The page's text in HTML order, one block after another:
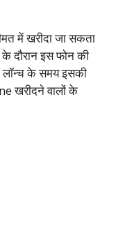
में खरीदा जा सकता
दौरान इस फोन की
के समय इसकी
खरीदने वालों के